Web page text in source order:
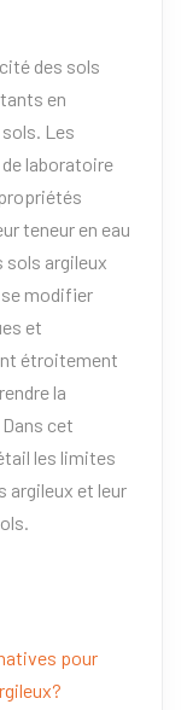
des sols
en
Les
laboratoire
teneur en eau
argileux
se modifier
et
étroitement
la
cet
les limites
argileux et leur
pour